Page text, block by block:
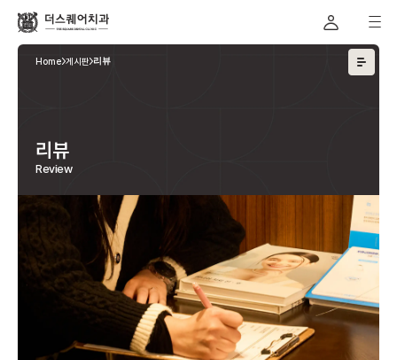
Home 게시판 리뷰
리뷰
Review